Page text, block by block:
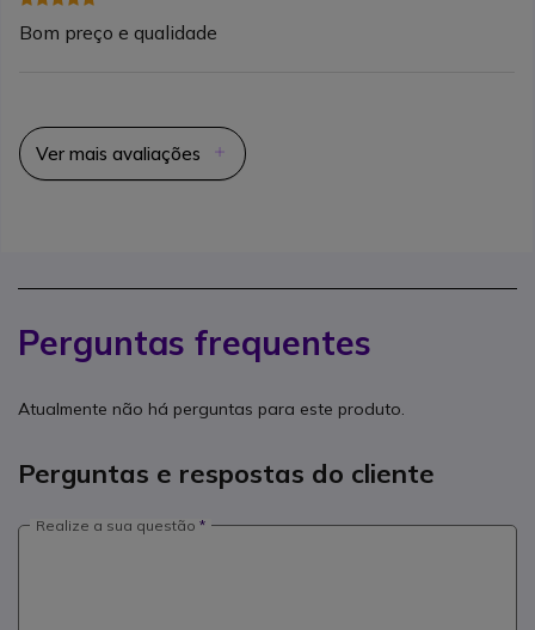
Bom preço e qualidade
Ver mais avaliações
Perguntas frequentes
Atualmente não há perguntas para este produto.
Perguntas e respostas do cliente
Realize a sua questão